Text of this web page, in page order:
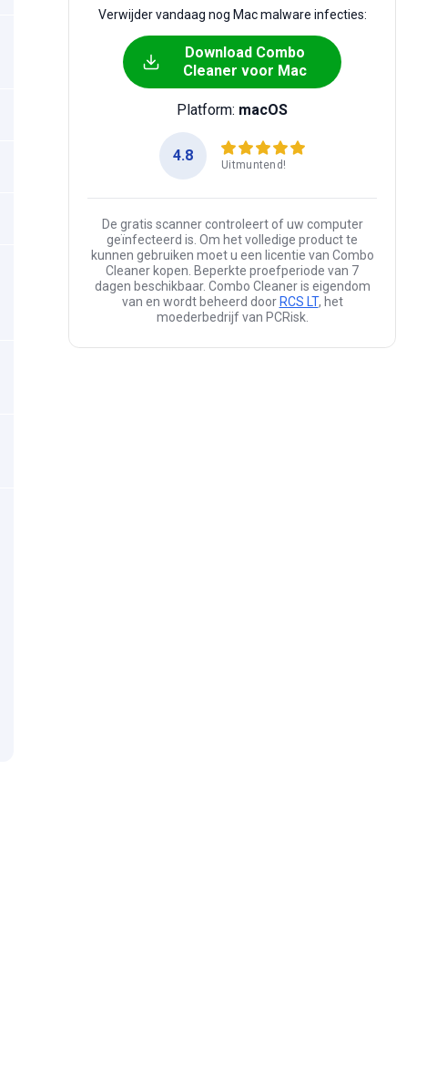
Verwijder vandaag nog Mac malware infecties:
Download Combo
Cleaner voor Mac
Platform: macOS
4.8
Uitmuntend!
De gratis scanner controleert of uw computer
geïnfecteerd is. Om het volledige product te
kunnen gebruiken moet u een licentie van Combo
Cleaner kopen. Beperkte proefperiode van 7
dagen beschikbaar. Combo Cleaner is eigendom
van en wordt beheerd door RCS LT, het
moederbedrijf van PCRisk.